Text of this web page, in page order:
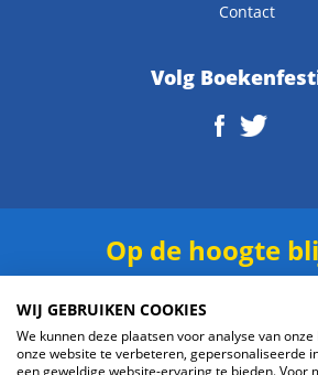
Contact
Volg
Op de hoogte
WIJ GEBRUIKEN COOKIES
We kunnen deze plaatsen voor analyse van
onze website te verbeteren, gepersonaliseerde
een geweldige website-ervaring te bieden. Voor